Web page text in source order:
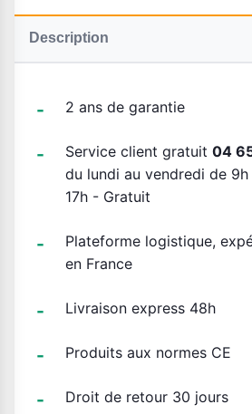
Description
2 ans de garantie
Service client gratuit 04
du lundi au vendredi de 9h
17h - Gratuit
Plateforme logistique,
en France
Livraison express 48h
Produits aux normes CE
Droit de retour 30 jours